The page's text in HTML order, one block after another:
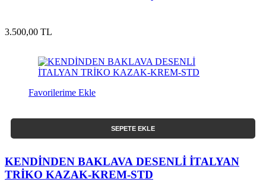
3.500,00 TL
Favorilerime Ekle
SEPETE EKLE
KENDİNDEN BAKLAVA DESENLİ İTALYAN
TRİKO KAZAK-KREM-STD